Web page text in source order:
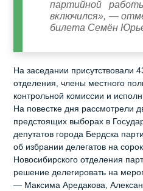
партийной
включился», —
билета Семён
На заседании присутствовали
отделения, члены местного
контрольной комиссии и
На повестке дня рассмотрели
предстоящих выборах в
депутатов города Бердска
об избрании делегатов на
Новосибирского отделения
решение делегировать на
— Максима Аредакова,